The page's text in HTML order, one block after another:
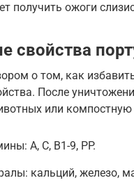
получить ожоги
свойства
о том, как
После
или компостную
А, С, В1-9, PP.
кальций, железо,